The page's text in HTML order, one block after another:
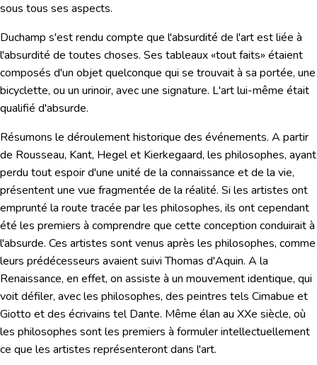
sous tous ses aspects.
Duchamp s'est rendu compte que l'absurdité de l'art est liée à
l'absurdité de toutes choses. Ses tableaux «tout faits» étaient
composés d'un objet quelconque qui se trouvait à sa portée, une
bicyclette, ou un urinoir, avec une signature. L'art lui-même était
qualifié d'absurde.
Résumons le déroulement historique des événements. A partir
de Rousseau, Kant, Hegel et Kierkegaard, les philosophes, ayant
perdu tout espoir d'une unité de la connaissance et de la vie,
présentent une vue fragmentée de la réalité. Si les artistes ont
emprunté la route tracée par les philosophes, ils ont cependant
été les premiers à comprendre que cette conception conduirait à
l'absurde. Ces artistes sont venus après les philosophes, comme
leurs prédécesseurs avaient suivi Thomas d'Aquin. A la
Renaissance, en effet, on assiste à un mouvement identique, qui
voit défiler, avec les philosophes, des peintres tels Cimabue et
Giotto et des écrivains tel Dante. Même élan au XXe siècle, où
les philosophes sont les premiers à formuler intellectuellement
ce que les artistes représenteront dans l'art.